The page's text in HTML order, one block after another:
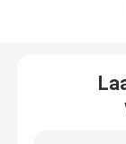
De mok van